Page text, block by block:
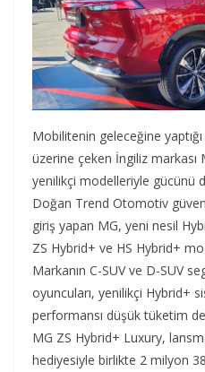
Mobilitenin geleceğine
üzerine çeken İngiliz markası
yenilikçi modelleriyle gücünü
Doğan Trend Otomotiv
giriş yapan MG, yeni nesil
ZS Hybrid+ ve HS Hybrid+
Markanın C-SUV ve D-SUV
oyuncuları, yenilikçi Hybrid+
performansı düşük tüketim
MG ZS Hybrid+ Luxury,
hediyesiyle birlikte 2 milyon